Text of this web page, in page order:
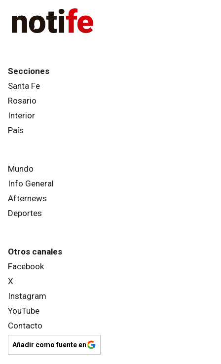
Secciones
Santa Fe
Rosario
Interior
País
Mundo
Info General
Afternews
Deportes
Otros canales
Facebook
X
Instagram
YouTube
Contacto
Añadir como fuente en